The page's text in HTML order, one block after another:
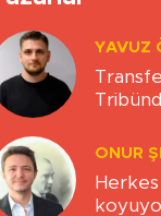
YAVUZ
ONUR
Herkes